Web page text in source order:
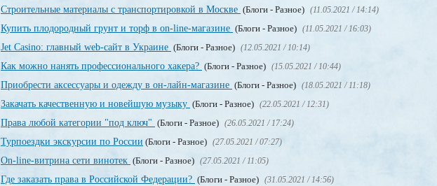
Строительные материалы с транспортировкой в Москве (Блоги - Разное) (11.05.2021 / 14:14)
Купить плодородный грунт и торф в on-line-магазине (Блоги - Разное) (11.05.2021 / 16:03)
Jet Сasino: главный web-сайт в Украине (Блоги - Разное) (12.05.2021 / 10:14)
Как можно нанять профессионального хакера? (Блоги - Разное) (15.05.2021 / 10:44)
Приобрести аксессуары и одежду в он-лайн-магазине (Блоги - Разное) (18.05.2021 / 11:18)
Закачать качественную и новейшую музыку (Блоги - Разное) (22.05.2021 / 12:31)
Права любой категории "под ключ" (Блоги - Разное) (26.05.2021 / 17:24)
Турпоездки экскурсии по России (Блоги - Разное) (27.05.2021 / 07:27)
On-line-витрина сети винотек (Блоги - Разное) (27.05.2021 / 11:05)
Где заказать права в Российской Федерации? (Блоги - Разное) (31.05.2021 / 14:56)